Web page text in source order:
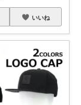
いいね